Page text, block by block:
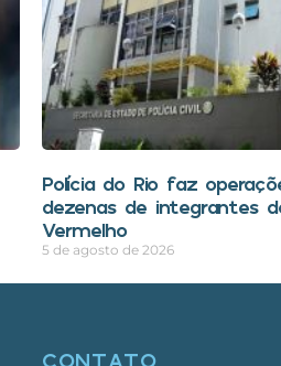
Polícia do Rio faz
dezenas de integrantes
Vermelho
5 de agosto de 2026
CONTATO